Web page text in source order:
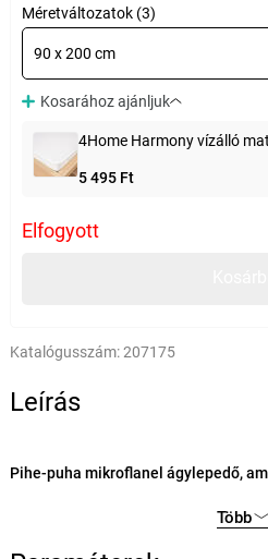
Méretváltozatok (3)
90 x 200 cm
Kosarához ajánljuk
4Home Harmony vízálló
5 495 Ft
Elfogyott
Katalógusszám:207175
Leírás
legnagyobb előnye az egyszerű karbantartás - az
Több